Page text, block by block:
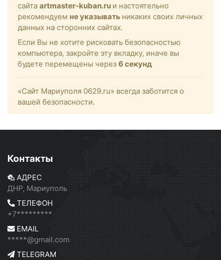
сайта artmaster-kuban.ru и настоятельно
рекомендуем не указывать никаких своих личных
данных на сторонних сайтах.
Если Вы не хотите рисковать безопасностью
компьютера, закройте эту вкладку, иначе вы
будете перемещены через 6 секунд
«Сайт Мариуполя 0629.ru» всегда заботится о
вашей безопасности.
Контакты
АДРЕС
ДНР, Мариуполь
ТЕЛЕФОН
+7*********
EMAIL
*****@gmail.com
TELEGRAM